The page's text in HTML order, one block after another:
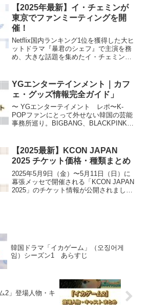
す！1話から面白いものももちろんあると
思いますが、...
【2025年最新】イ・チェミンが
東京でファンミーティングを開
催！
Netflix国内ランキング1位を獲得した大ヒ
ットドラマ『暴君のシェフ』で主演を務
め、大きな話題を集めたイ・チェミン。
東京で開催決定！イ・チェミン ファン
ミーティン...
YGエンターテインメント｜カフ
ェ・グッズ情報完全ガイド」
〜 YGエンターテイメント レポ〜K-
POPファンにとって外せない韓国の芸能
事務所巡り。BIGBANG、BLACKPINK、
その中でも特に注目されるスポッ...
【2025最新】KCON JAPAN
2025 チケット価格・種類まとめ
2025年5月9日（金）〜5月11日（日）に
幕張メッセで開催される「KCON JAPAN
2025」のチケット情報が公開されまし
韓国ドラマ「イカゲーム」（오징어게
임）シーズン1 あらすじ
2」登場人物・キ